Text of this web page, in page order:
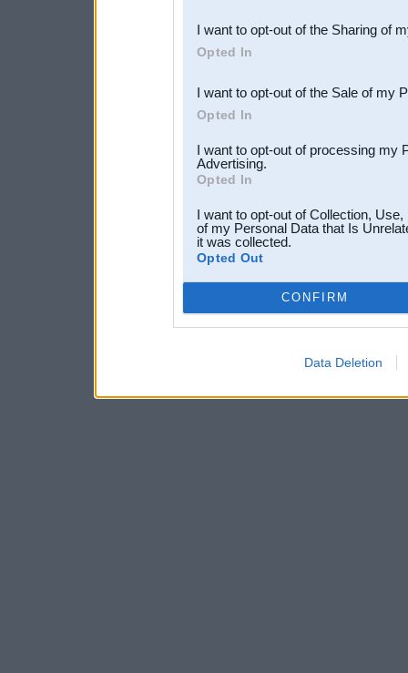
Downstream Participants
third parties.
I want to opt-out of the Sharing of
Opted In
I want to opt-out of the Sale of my
Opted In
I want to opt-out of processing my
Advertising.
Opted In
I want to opt-out of Collection,
of my Personal Data that Is
it was collected.
Opted Out
CONFIRM
Data Deletion